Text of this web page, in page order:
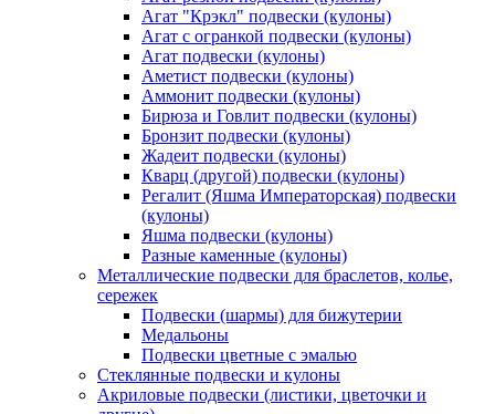
Агат "Крэкл" подвески (кулоны)
Агат с огранкой подвески (кулоны)
Агат подвески (кулоны)
Аметист подвески (кулоны)
Аммонит подвески (кулоны)
Бирюза и Говлит подвески (кулоны)
Бронзит подвески (кулоны)
Жадеит подвески (кулоны)
Кварц (другой) подвески (кулоны)
Регалит (Яшма Императорская) подвески
(кулоны)
Яшма подвески (кулоны)
Разные каменные (кулоны)
Металлические подвески для браслетов, колье,
сережек
Подвески (шармы) для бижутерии
Медальоны
Подвески цветные с эмалью
Стеклянные подвески и кулоны
Акриловые подвески (листики, цветочки и